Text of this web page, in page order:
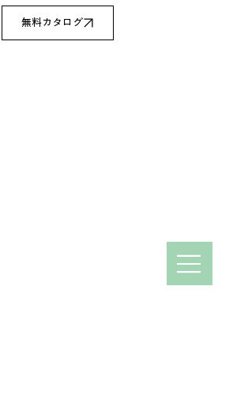
無料カタログ